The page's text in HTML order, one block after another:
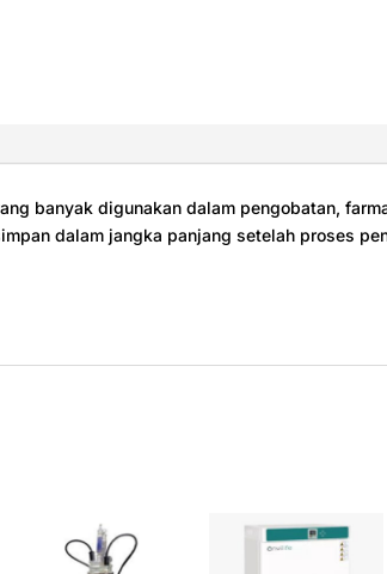
banyak digunakan dalam pengobatan,
dalam jangka panjang setelah proses